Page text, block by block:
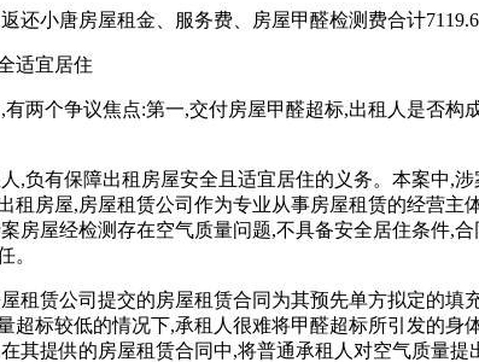
还小唐房屋租金、服务费、房屋甲醛检测费合计
适宜居住
两个争议焦点:第一,交付房屋甲醛超标,出租人是否
,负有保障出租房屋安全且适宜居住的义务。本案中,
租房屋,房屋租赁公司作为专业从事房屋租赁的经营
房屋经检测存在空气质量问题,不具备安全居住条件,
。
租赁公司提交的房屋租赁合同为其预先单方拟定的
超标较低的情况下,承租人很难将甲醛超标所引发的
其提供的房屋租赁合同中,将普通承租人对空气质量